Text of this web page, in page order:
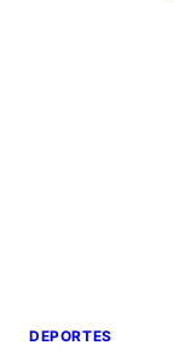
DEPORTES